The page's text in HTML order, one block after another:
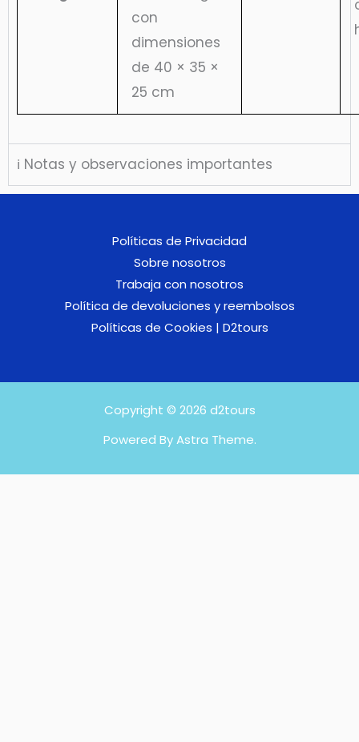
con
dimensiones
de 40 × 35 ×
25 cm
ℹ️ Notas y observaciones importantes
Políticas de Privacidad
Sobre nosotros
Trabaja con nosotros
Política de devoluciones y reembolsos
Políticas de Cookies | D2tours
Copyright © 2026 d2tours
Powered By Astra Theme.